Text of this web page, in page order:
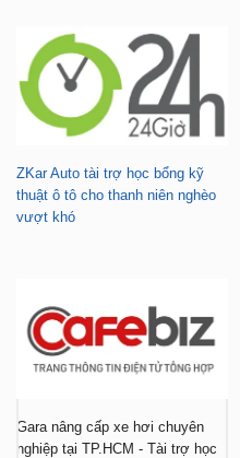
ZKar Auto tài trợ học bổng kỹ
thuật ô tô cho thanh niên nghèo
vượt khó
Gara nâng cấp xe hơi chuyên
nghiệp tại TP.HCM - Tài trợ học